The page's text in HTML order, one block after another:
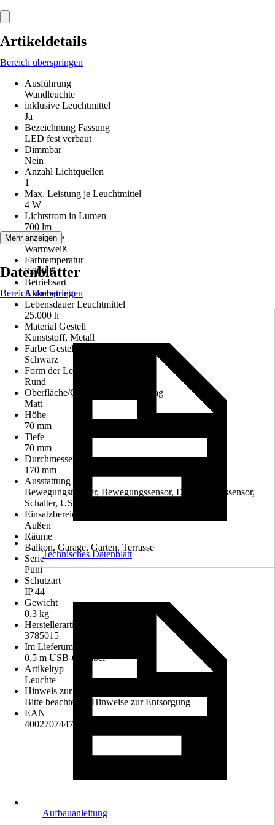
Artikeldetails
Bereich überspringen
Ausführung
Wandleuchte
inklusive Leuchtmittel
Ja
Bezeichnung Fassung
LED fest verbaut
Dimmbar
Nein
Anzahl Lichtquellen
1
Max. Leistung je Leuchtmittel
4 W
Lichtstrom in Lumen
700 lm
Lichtfarbe
Warmweiß
Farbtemperatur
3.000 K
Betriebsart
Akkubetrieb
Lebensdauer Leuchtmittel
25.000 h
Material Gestell
Kunststoff, Metall
Farbe Gestell
Schwarz
Form der Leuchte
Rund
Oberfläche/Oberflächenbehandlung
Matt
Höhe
70 mm
Tiefe
70 mm
Durchmesser
170 mm
Ausstattung
Bewegungsmelder, Bewegungssensor, Dämmerungssensor,
Schalter, USB
Einsatzbereich
Außen
Räume
Balkon, Garage, Garten, Terrasse
Serie
Puni
Schutzart
IP 44
Gewicht
0,3 kg
Herstellerartikelnummer
3785015
Im Lieferumfang enthalten
0,5 m USB-C-Kabel
Artikeltyp
Leuchte
Hinweis zur Entsorgung
Bitte beachte die Hinweise zur Entsorgung
EAN
4002707447306
Mehr anzeigen
Datenblätter
Bereich überspringen
Technisches Datenblatt
Aufbauanleitung